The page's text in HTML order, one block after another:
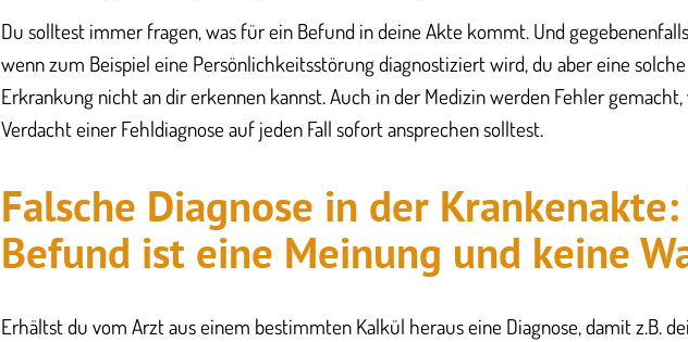
Du solltest immer fragen, was für ein Befund in deine Akte kommt. Und
wenn zum Beispiel eine Persönlichkeitsstörung diagnostiziert wird, du aber eine
Erkrankung nicht an dir erkennen kannst. Auch in der Medizin werden Fehler
Verdacht einer Fehldiagnose auf jeden Fall sofort ansprechen solltest.
Falsche Diagnose in der Krankenakte:
Befund ist eine Meinung und keine
Erhältst du vom Arzt aus einem bestimmten Kalkül heraus eine Diagnose, damit z.B.